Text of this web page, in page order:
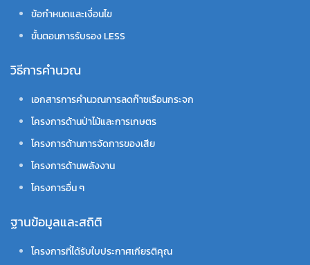
ข้อกำหนดและเงื่อนไข
ขั้นตอนการรับรอง LESS
วิธีการคำนวณ
เอกสารการคำนวณการลดก๊าซเรือนกระจก
โครงการด้านป่าไม้และการเกษตร
โครงการด้านการจัดการของเสีย
โครงการด้านพลังงาน
โครงการอื่น ๆ
ฐานข้อมูลและสถิติ
โครงการที่ได้รับใบประกาศเกียรติคุณ